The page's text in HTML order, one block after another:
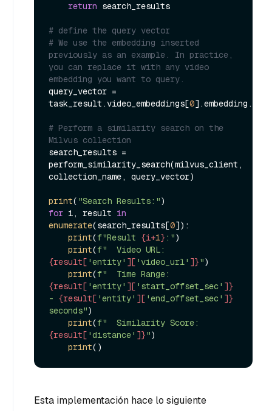
return search_results
# define the query vector
# We use the embedding inserted
previously as an example. In practice,
you can replace it with any video
embedding you want to query.
query_vector =
task_result.video_embeddings[0].embedding.
# Perform a similarity search on the
Milvus collection
search_results =
perform_similarity_search(milvus_client,
collection_name, query_vector)
print( "Search Results:"
for i, result in
enumerate(search_results[0]):
print(f"Result {i+1} :")
print(
{result[ 'entity' ][ 'video_url' ]}")
print(
{result[ 'entity' ][ 'start_offset_sec' ]}
- {result[ 'entity' ][ 'end_offset_sec' ]}
seconds")
print(
{result[ 'distance' ]}")
print
Esta implementación hace lo siguiente